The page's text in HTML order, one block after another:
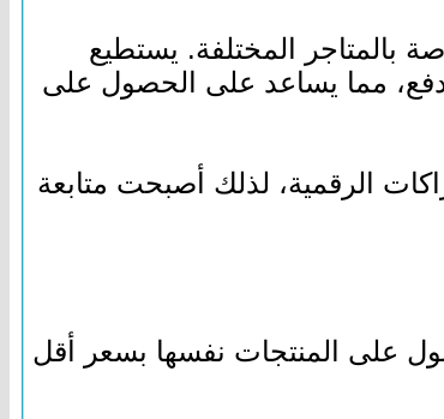
بالمتاجر المختلفة. يستطيع
مما يساعد على الحصول على
الرقمية، لذلك أصبحت متابعة
على المنتجات نفسها بسعر أقل